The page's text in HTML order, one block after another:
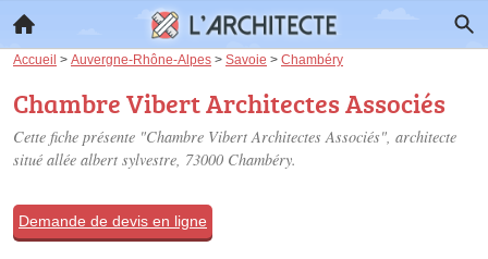
Accueil > Auvergne-Rhône-Alpes > Savoie > Chambéry
Chambre Vibert Architectes Associés
Cette fiche présente "Chambre Vibert Architectes Associés", architecte
situé allée albert sylvestre, 73000 Chambéry.
Demande de devis en ligne